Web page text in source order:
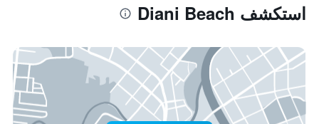
استكشف Diani Beach